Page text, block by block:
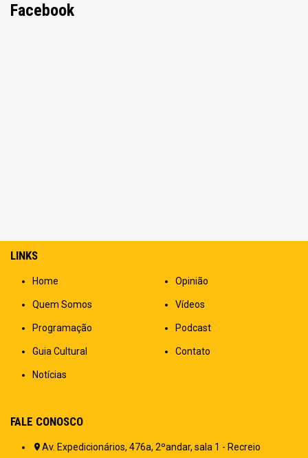
Facebook
LINKS
Home
Quem Somos
Programação
Guia Cultural
Notícias
Opinião
Vídeos
Podcast
Contato
FALE CONOSCO
Av. Expedicionários, 476a, 2ºandar, sala 1 - Recreio